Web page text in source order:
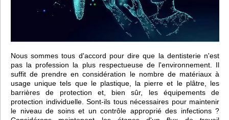
Nous sommes tous d'accord pour dire que la dentisterie n'est
pas la profession la plus respectueuse de l'environnement. Il
suffit de prendre en considération le nombre de matériaux à
usage unique tels que le plastique, la pierre et le plâtre, les
barrières de protection et, bien sûr, les équipements de
protection individuelle. Sont-ils tous nécessaires pour maintenir
le niveau de soins et un contrôle approprié des infections ?